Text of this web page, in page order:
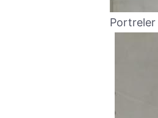
Portreler